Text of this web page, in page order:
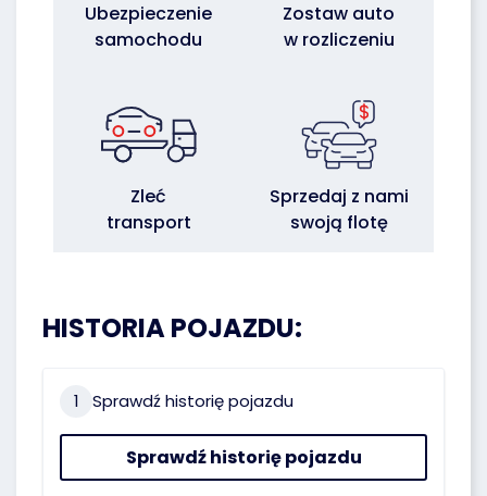
Ubezpieczenie
samochodu
Zostaw auto
w rozliczeniu
Zleć
transport
Sprzedaj z nami
swoją flotę
HISTORIA POJAZDU:
1 Sprawdź historię pojazdu
Sprawdź historię pojazdu